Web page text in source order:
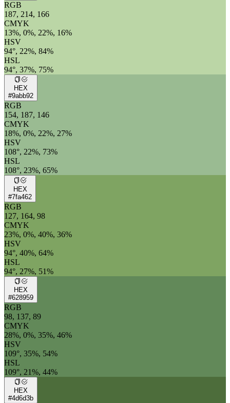
RGB
187, 214, 166
CMYK
13%, 0%, 22%, 16%
HSV
94°, 22%, 84%
HSL
94°, 37%, 75%
HEX
#9abb92
RGB
154, 187, 146
CMYK
18%, 0%, 22%, 27%
HSV
108°, 22%, 73%
HSL
108°, 23%, 65%
HEX
#7fa462
RGB
127, 164, 98
CMYK
23%, 0%, 40%, 36%
HSV
94°, 40%, 64%
HSL
94°, 27%, 51%
HEX
#628959
RGB
98, 137, 89
CMYK
28%, 0%, 35%, 46%
HSV
109°, 35%, 54%
HSL
109°, 21%, 44%
HEX
#4d6d3b